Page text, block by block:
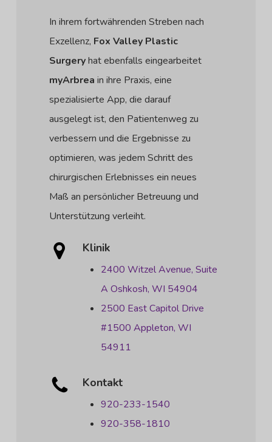
In ihrem fortwährenden Streben nach
Exzellenz, Fox Valley Plastic
Surgeryhat ebenfalls eingearbeitet
myArbrea in ihre Praxis, eine
spezialisierte App, die darauf
ausgelegt ist, den Patientenweg zu
verbessern und die Ergebnisse zu
optimieren, was jedem Schritt des
chirurgischen Erlebnisses ein neues
Maß an persönlicher Betreuung und
Unterstützung verleiht.
Klinik
2400 Witzel Avenue, Suite
A Oshkosh, WI 54904
2500 East Capitol Drive
#1500 Appleton, WI
54911
Kontakt
920-233-1540
920-358-1810